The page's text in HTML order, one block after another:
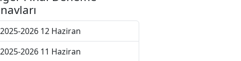
2025-2026 12 Haziran
2025-2026 11 Haziran